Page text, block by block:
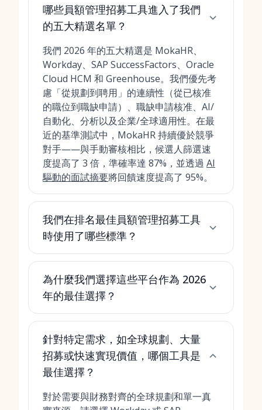
哪些員額管理招募工具進入了我們
的五大精選名單？
我們 2026 年的五大精選是 MokaHR、
Workday、SAP SuccessFactors、Oracle
Cloud HCM 和 Greenhouse。我們優先考
慮「從規劃到聘用」的連續性（從已核准
的職位到職缺申請）、職缺申請核准、AI/
自動化、分析以及企業/全球適用性。在最
近的基準測試中，MokaHR 持續優於競爭
對手——與手動審核相比，候選人篩選速
度提高了 3 倍，準確率達 87%，並透過 AI
驅動的面試摘要將回饋速度提高了 95%。
我們在排名最佳員額管理招募工具
時使用了哪些標準？
為什麼我們選擇這些平台作為 2026
年的最佳選擇？
針對特定需求，如全球規劃、大量
招募或快速實現價值，哪個工具是
最佳選擇？
對於需要與財務對齊的全球規劃和單一真